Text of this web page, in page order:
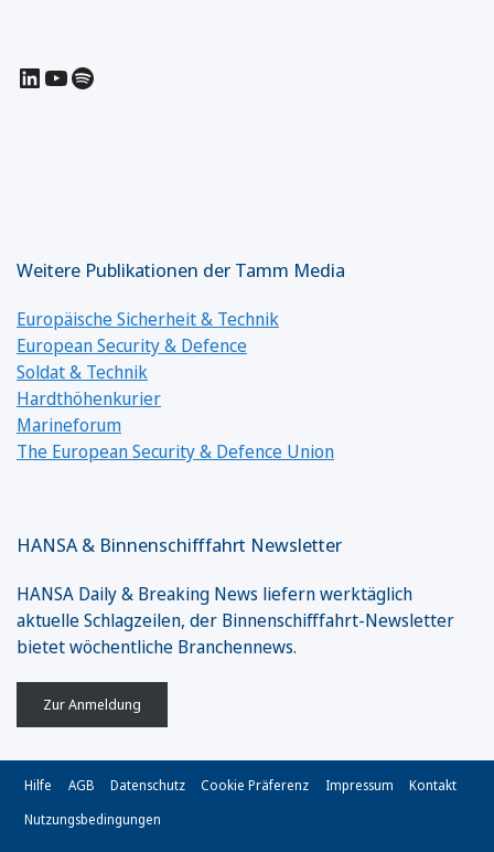
LinkedIn
YouTube
Spotify
Weitere Publikationen der Tamm Media
Europäische Sicherheit & Technik
European Security & Defence
Soldat & Technik
Hardthöhenkurier
Marineforum
The European Security & Defence Union
HANSA & Binnenschifffahrt Newsletter
HANSA Daily & Breaking News liefern werktäglich
aktuelle Schlagzeilen, der Binnenschifffahrt-Newsletter
bietet wöchentliche Branchennews.
Zur Anmeldung
Hilfe AGB Datenschutz Cookie Präferenz Impressum
Kontakt
Nutzungsbedingungen